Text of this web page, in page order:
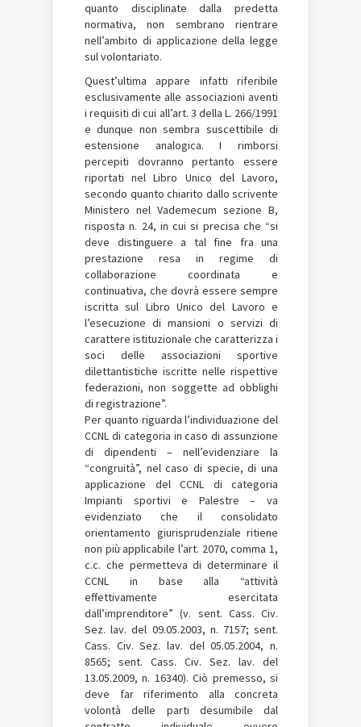
quanto disciplinate dalla predetta
normativa, non sembrano rientrare
nell’ambito di applicazione della legge
sul volontariato.
Quest’ultima appare infatti riferibile
esclusivamente alle associazioni aventi
i requisiti di cui all’art. 3 della L. 266/1991
e dunque non sembra suscettibile di
estensione analogica. I rimborsi
percepiti dovranno pertanto essere
riportati nel Libro Unico del Lavoro,
secondo quanto chiarito dallo scrivente
Ministero nel Vademecum sezione B,
risposta n. 24, in cui si precisa che “si
deve distinguere a tal fine fra una
prestazione resa in regime di
collaborazione coordinata e
continuativa, che dovrà essere sempre
iscritta sul Libro Unico del Lavoro e
l’esecuzione di mansioni o servizi di
carattere istituzionale che caratterizza i
soci delle associazioni sportive
dilettantistiche iscritte nelle rispettive
federazioni, non soggette ad obblighi
di registrazione”.
Per quanto riguarda l’individuazione del
CCNL di categoria in caso di assunzione
di dipendenti – nell’evidenziare la
“congruità”, nel caso di specie, di una
applicazione del CCNL di categoria
Impianti sportivi e Palestre – va
evidenziato che il consolidato
orientamento giurisprudenziale ritiene
non più applicabile l’art. 2070, comma 1,
c.c. che permetteva di determinare il
CCNL in base alla “attività
effettivamente esercitata
dall’imprenditore” (v. sent. Cass. Civ.
Sez. lav. del 09.05.2003, n. 7157; sent.
Cass. Civ. Sez. lav. del 05.05.2004, n.
8565; sent. Cass. Civ. Sez. lav. del
13.05.2009, n. 16340). Ciò premesso, si
deve far riferimento alla concreta
volontà delle parti desumibile dal